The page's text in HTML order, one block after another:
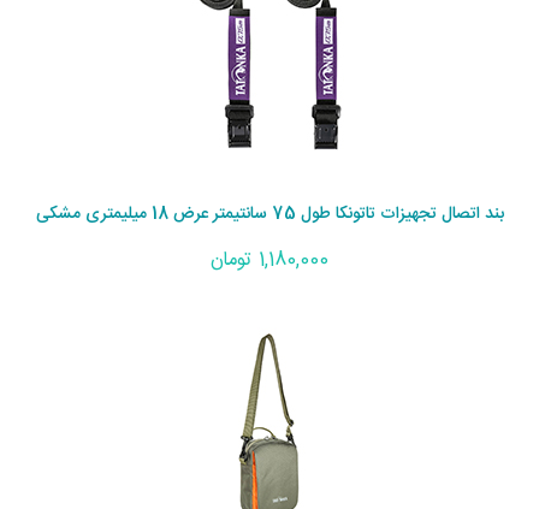
بند اتصال تجهیزات تاتونکا طول 75 سانتیمتر عرض 18 میلیمتری مشکی
1,180,000 تومان